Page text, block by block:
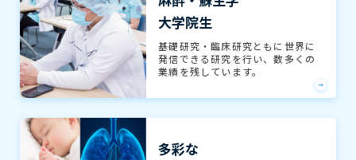
大学院生
基礎研究・臨床研究ともに世界に
発信できる研究を行い、数多くの
業績を残しています。
多彩な